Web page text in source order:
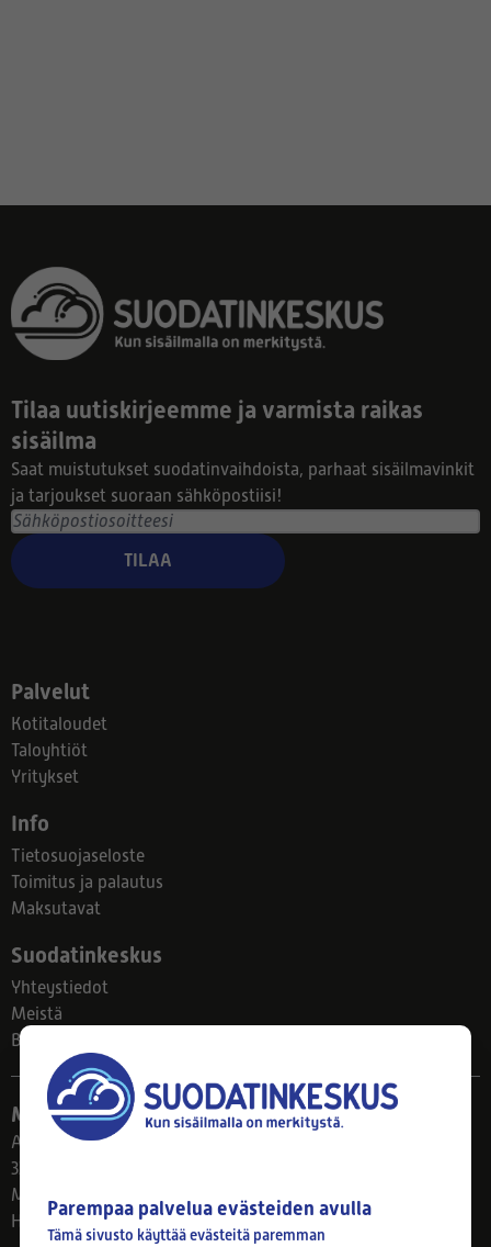
Tilaa uutiskirjeemme ja varmista raikas
sisäilma
Saat muistutukset suodatinvaihdoista, parhaat sisäilmavinkit
ja tarjoukset suoraan sähköpostiisi!
TILAA
Palvelut
Kotitaloudet
Taloyhtiöt
Yritykset
Info
Tietosuojaseloste
Toimitus ja palautus
Maksutavat
Suodatinkeskus
Yhteystiedot
Meistä
Blogi
Myymälä
Ahlmanintie 61
33800 Tampere
Ma–Pe 8–17
Huom! Myymälän poikkeusaukiolot: 27.7.-21.8. klo 8-16
Parempaa palvelua evästeiden avulla
Tämä sivusto käyttää evästeitä paremman